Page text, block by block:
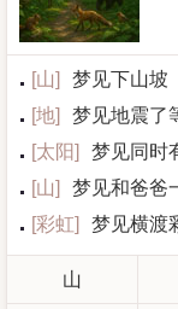
[山]
梦见下山坡
[地]
梦见地震了
[太阳]
梦见同时
[山]
梦见和爸爸
[彩虹] 梦见横渡
山